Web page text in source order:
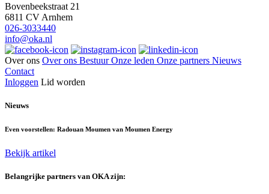
Bovenbeekstraat 21
6811 CV Arnhem
026-3033440
info@oka.nl
Over ons Over ons BestuurOnze leden Onze partners Nieuws
Contact
Inloggen Lid worden
Nieuws
Even voorstellen: Radouan Moumen van Moumen Energy
Bekijk artikel
Belangrijke partners van OKA zijn: